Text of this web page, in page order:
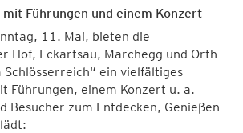
Führungen und einem Konzert
11. Mai, bieten die
Hof, Eckartsau, Marchegg und Orth
ein vielfältiges
Führungen, einem Konzert u. a.
Besucher zum Entdecken, Genießen